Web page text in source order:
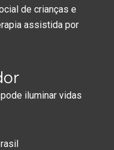
de crianças e
assistida por
iluminar vidas